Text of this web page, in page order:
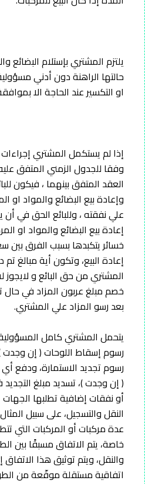
يلتزم المشتري بإستلام البضائع
حالتها الراهنة دون أدني
او التكسير عند الحاجة الا
إذا لم يستكمل المشتري إجراءات
وفقا للجدول الزمني المتفق
العقد المتفق بينهما ، فيكون
وإعادة بيع البضائع والمواد او
علي نفقته ، وللبائع الحق في
إعادة بيع البضائع والمواد او
خسائر يتكبدها بسبب الفرق بين
إعادة البيع، وتكون أية مبالغ
المشتري من حق البائع و لايجوز
خصم مبلغ عربون المزاد في
بعد رسو المزاد علي المشتري.
يتحمل المشتري كامل
رسوم إسقاط اللوحات ( إن وجدت
رسوم تجديد الاستمارة، ودفع أي
( إن وجدت )، تسديد مبلغ
أو نفقات إضافية تطلبها الجهات
النقل والتسجيل، على سبيل
عدة مركبات أو المركبات التي
خاصة، يتم الاتفاق مسبقًا بين
والنقل، ويتم توثيق هذا
اتفاقية مستقلة موقّعة من